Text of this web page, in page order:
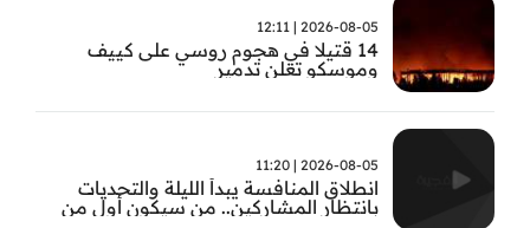
2026-08-05 | 12:11
14 قتيلا في هجوم روسي على كييف
وموسكو تعلن تدمير
2026-08-05 | 11:20
انطلاق المنافسة يبدأ الليلة والتحديات
بانتظار المشاركين.. من سيكون أول من